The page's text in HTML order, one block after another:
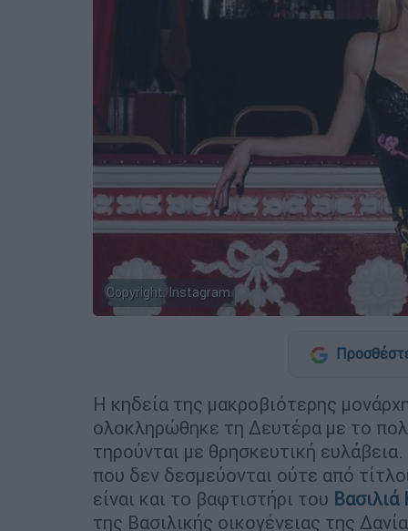
Copyright: Ιnstagram
Η κηδεία της μακροβιότερης
ολοκληρώθηκε τη Δευτέρα με το
τηρούνται με θρησκευτική
που δεν δεσμεύονται ούτε από
είναι και το βαφτιστήρι του
της Βασιλικής οικογένειας της